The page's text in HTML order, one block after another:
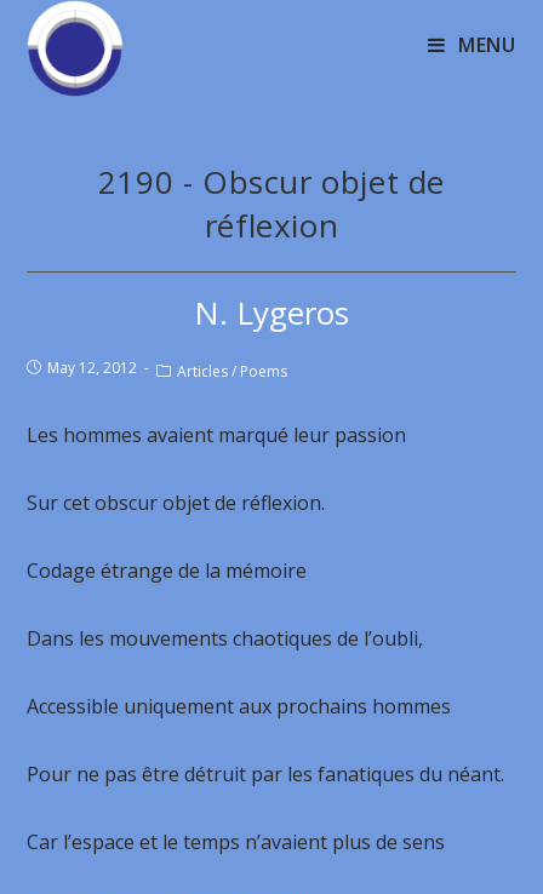
MENU
2190 - Obscur objet de
réflexion
N. Lygeros
May 12, 2012 Articles / Poems
Les hommes avaient marqué leur passion
Sur cet obscur objet de réflexion.
Codage étrange de la mémoire
Dans les mouvements chaotiques de l’oubli,
Accessible uniquement aux prochains hommes
Pour ne pas être détruit par les fanatiques du néant.
Car l’espace et le temps n’avaient plus de sens